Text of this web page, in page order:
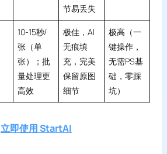
节易丢失
10-15秒/
张（单
张）；批
量处理更
高效
极佳，AI
无痕填
充，完美
保留原图
细节
极高（一
键操作，
无需PS基
础，零踩
坑）
立即使用 StartAI